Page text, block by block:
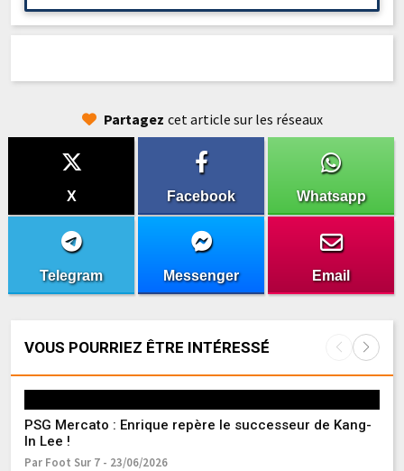
Partagez cet article sur les réseaux
X Facebook Whatsapp
Telegram Messenger Email
VOUS POURRIEZ ÊTRE INTÉRESSÉ
PSG Mercato : Enrique repère le successeur de Kang-
In Lee !
Par Foot Sur 7 - 23/06/2026